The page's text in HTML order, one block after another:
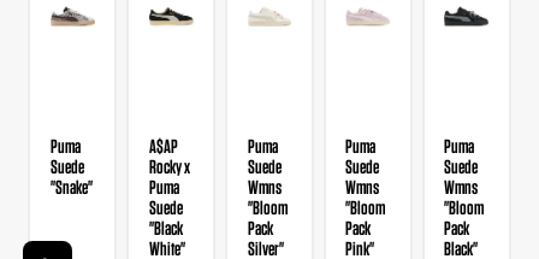
Puma
Suede
"Snake"
A$AP
Rocky x
Puma
Suede
"Black
White"
Puma
Suede
Wmns
"Bloom
Pack
Silver"
Puma
Suede
Wmns
"Bloom
Pack
Pink"
Puma
Suede
Wmns
"Bloom
Pack
Black"